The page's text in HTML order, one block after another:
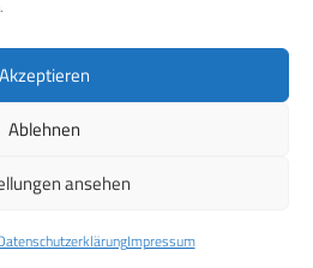
Akzeptieren
Ablehnen
ansehen
Impressum
– Alle Rechte vorbehalten